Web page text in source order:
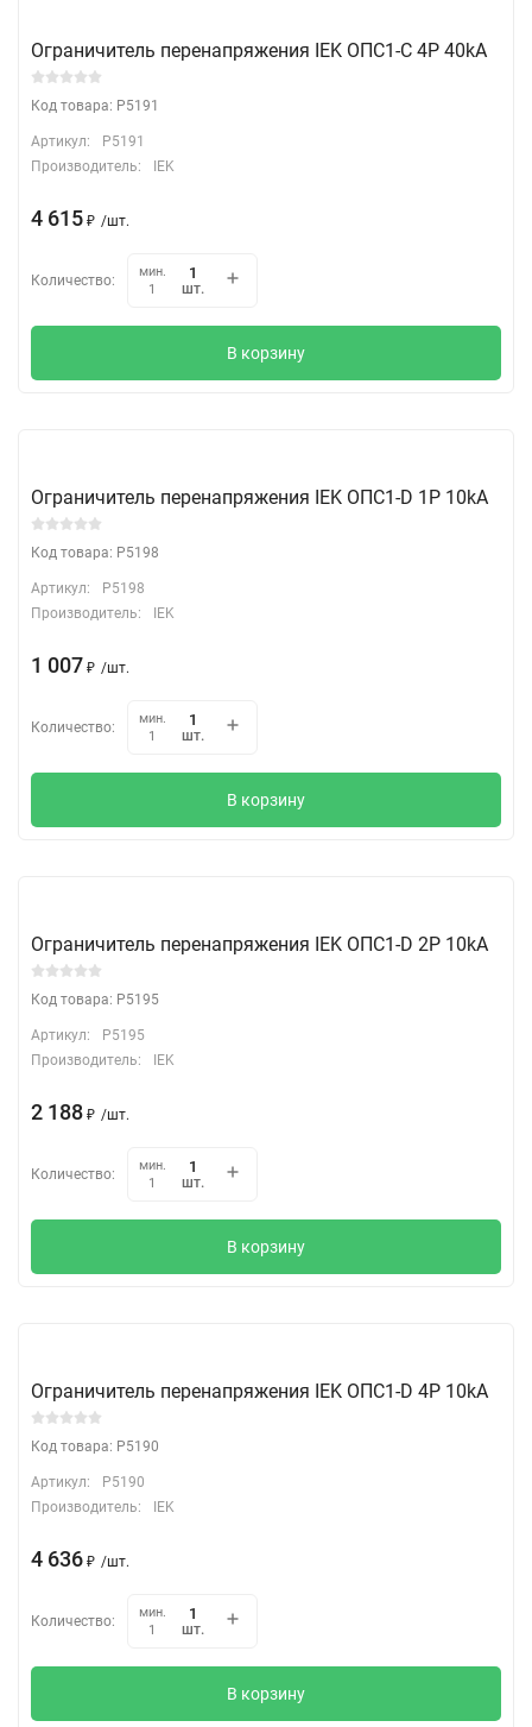
Ограничитель перенапряжения IEK ОПС1-C 4Р 40kA
Код товара: P5191
Артикул:
P5191
Производитель:
IEK
4 615 ₽ /шт.
Количество:
мин.
1
шт.
В корзину
Ограничитель перенапряжения IEK ОПС1-D 1Р 10kA
Код товара: P5198
Артикул:
P5198
Производитель:
IEK
1 007 ₽ /шт.
Количество:
мин.
1
шт.
В корзину
Ограничитель перенапряжения IEK ОПС1-D 2Р 10kA
Код товара: P5195
Артикул:
P5195
Производитель:
IEK
2 188 ₽ /шт.
Количество:
мин.
1
шт.
В корзину
Ограничитель перенапряжения IEK ОПС1-D 4Р 10kA
Код товара: P5190
Артикул:
P5190
Производитель:
IEK
4 636 ₽ /шт.
Количество:
мин.
1
шт.
В корзину